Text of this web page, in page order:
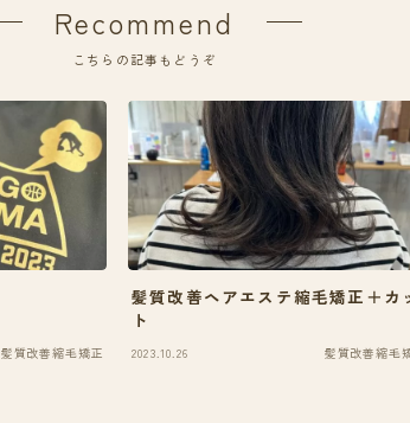
Recommend
こちらの記事もどうぞ
髪質改善縮毛矯正
髪質改善ヘアエステ縮毛矯正＋カ
ト
2023.10.26 髪質改善縮毛